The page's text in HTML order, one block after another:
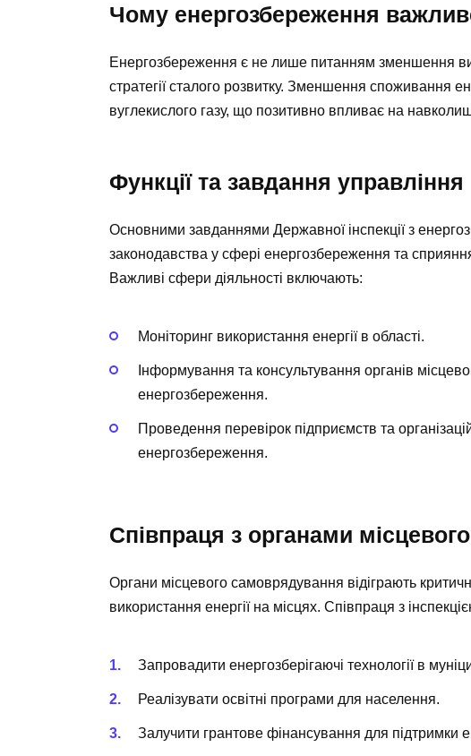
Чому енергозбереження
Енергозбереження є не лише питанням зменшення
стратегії сталого розвитку. Зменшення споживання
вуглекислого газу, що позитивно впливає на
Функції та завдання управління
Основними завданнями Державної інспекції з
законодавства у сфері енергозбереження та
Важливі сфери діяльності включають:
Моніторинг використання енергії в області.
Інформування та консультування органів
енергозбереження.
Проведення перевірок підприємств та
енергозбереження.
Співпраця з органами
Органи місцевого самоврядування відіграють
використання енергії на місцях. Співпраця з
Запровадити енергозберігаючі технології в
Реалізувати освітні програми для населення.
Залучити грантове фінансування для підтримки